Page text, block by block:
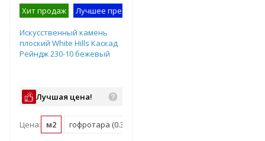
Хит продаж Лучшее предложение
Искусственный камень
плоский White Hills Каскад
Рейндж 230-10 бежевый
Лучшая цена!
Цена: м2 гофротара (0.36 м2)